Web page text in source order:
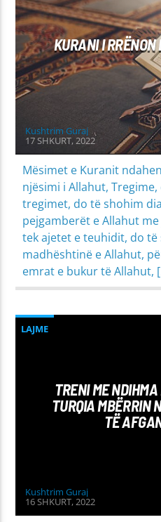
MIRËSJELLJA - EDUKATA FETARE
KURANI I
Kushtrim Guraj
17 SHKURT, 2022
Mësimet e Kuranit
njësimi i Allahut,
tregimet, do të shohim
pejgamberët e Allahut
tek ajetet e teuhidit, do
madhështinë e Allahut,
emrat e bukur të Allahut,
LAJME
TRENI ME
TURQIA MBËRRIN
TË
Kushtrim Guraj
16 SHKURT, 2022